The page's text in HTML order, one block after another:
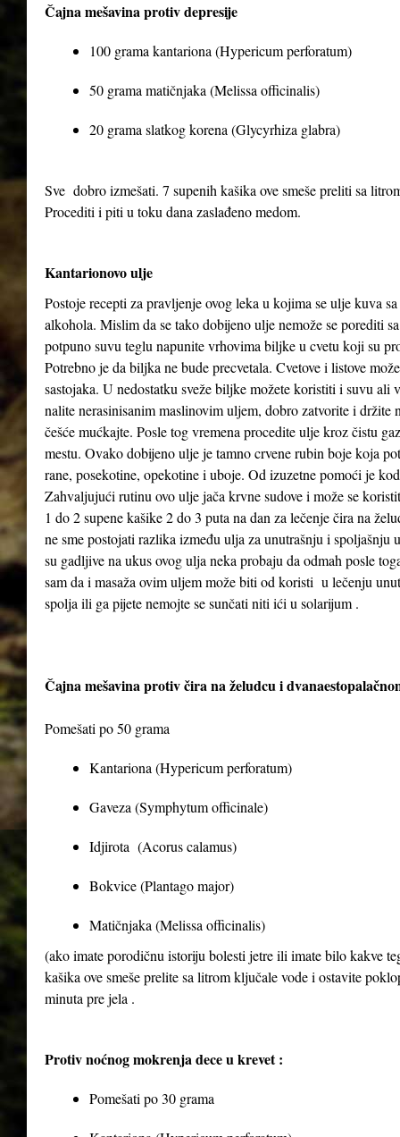
Čajna mešavina protiv depresije
100 grama kantariona (Hypericum perforatum)
50 grama matičnjaka (Melissa officinalis)
20 grama slatkog korena (Glycyrhiza glabra)
Sve dobro izmešati. 7 supenih kašika ove smeše preliti sa
Procediti i piti u toku dana zaslađeno medom.
Kantarionovo ulje
Postoje recepti za pravljenje ovog leka u kojima se ulje kuva
alkohola. Mislim da se tako dobijeno ulje nemože se porediti
potpuno suvu teglu napunite vrhovima biljke u cvetu koji su
Potrebno je da biljka ne bude precvetala. Cvetove i listove
sastojaka. U nedostatku sveže biljke možete koristiti i suvu
nalite nerasinisanim maslinovim uljem, dobro zatvorite i držite
češće mućkajte. Posle tog vremena procedite ulje kroz čistu
mestu. Ovako dobijeno ulje je tamno crvene rubin boje koja
rane, posekotine, opekotine i uboje. Od izuzetne pomoći je
Zahvaljujući rutinu ovo ulje jača krvne sudove i može se
1 do 2 supene kašike 2 do 3 puta na dan za lečenje čira na
ne sme postojati razlika između ulja za unutrašnju i spoljašnju
su gadljive na ukus ovog ulja neka probaju da odmah posle
sam da i masaža ovim uljem može biti od koristi u lečenju
spolja ili ga pijete nemojte se sunčati niti ići u solarijum .
Čajna mešavina protiv čira na želudcu i
Pomešati po 50 grama
Kantariona (Hypericum perforatum)
Gaveza (Symphytum officinale)
Idjirota (Acorus calamus)
Bokvice (Plantago major)
Matičnjaka (Melissa officinalis)
(ako imate porodičnu istoriju bolesti jetre ili imate bilo kakve
kašika ove smeše prelite sa litrom ključale vode i ostavite
minuta pre jela .
Protiv noćnog mokrenja dece u krevet :
Pomešati po 30 grama